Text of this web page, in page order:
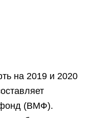
на 2019 и 2020
(ВМФ).